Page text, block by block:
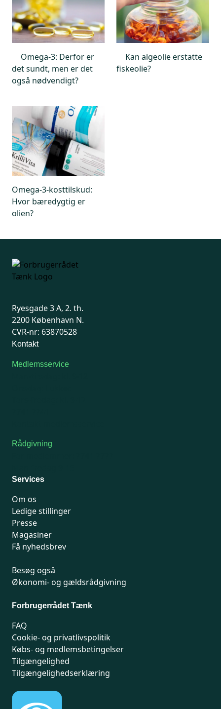
Omega-3: Derfor er
det sundt, men er det
også nødvendigt?
Kan algeolie erstatte
fiskeolie?
Omega-3-kosttilskud:
Hvor bæredygtig er
olien?
Ryesgade 3 A, 2. th.
2200 København N.
CVR-nr: 63870528
Kontakt
Medlemsservice
Rådgivning
Services
Om os
Ledige stillinger
Presse
Magasiner
Få nyhedsbrev
Besøg også
Økonomi- og gældsrådgivning
Forbrugerrådet Tænk
FAQ
Cookie- og privatlivspolitik
Købs- og medlemsbetingelser
Tilgængelighed
Tilgængelighedserklæring